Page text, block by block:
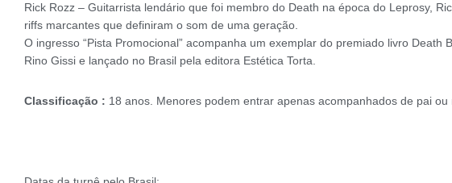
Rick Rozz – Guitarrista lendário que foi membro do Death na época do Leprosy,
riffs marcantes que definiram o som de uma geração.
O ingresso “Pista Promocional” acompanha um exemplar do premiado livro Death
Rino Gissi e lançado no Brasil pela editora Estética Torta.
Classificação : 18 anos. Menores podem entrar apenas acompanhados de pai ou